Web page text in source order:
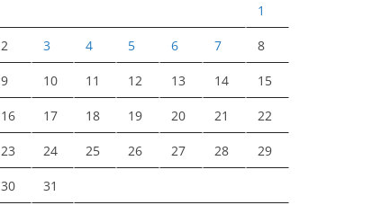
1
2 3 4 5 6 7 8
9 10 11 12 13 14 15
16 17 18 19 20 21 22
23 24 25 26 27 28 29
30 31